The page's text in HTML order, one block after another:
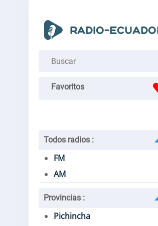
Favoritos
Todos radios :
FM
AM
Provincias :
Pichincha